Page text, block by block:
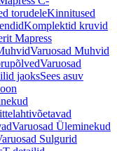
torudeleKinnitused
Komplektid kruvid
Mapress
Varuosad Muhvid
Varuosad
jaoksSees asuv
Varuosad Üleminekud
Sulgurid